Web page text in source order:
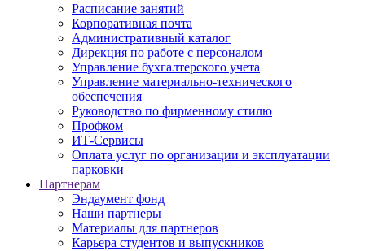
Расписание занятий
Корпоративная почта
Административный каталог
Дирекция по работе с персоналом
Управление бухгалтерского учета
Управление материально-технического
обеспечения
Руководство по фирменному стилю
Профком
ИТ-Сервисы
Оплата услуг по организации и эксплуатации
парковки
Партнерам
Эндаумент фонд
Наши партнеры
Материалы для партнеров
Карьера студентов и выпускников